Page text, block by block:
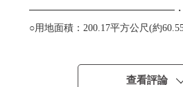
━━━━━━━━━━━━━━━・・
○用地面積：200.17平方公尺(約
0在建築包含條件土地，沒有
能在喜歡的House廠商、建築公司
查看評論